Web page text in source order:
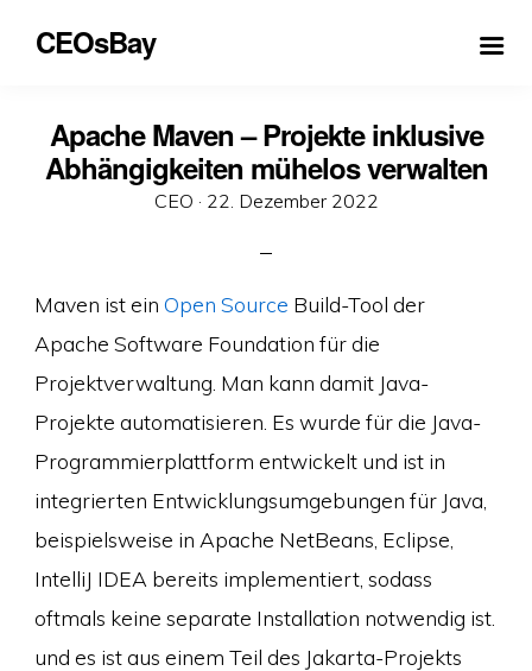
CEOsBay
Apache Maven – Projekte inklusive
Abhängigkeiten mühelos verwalten
CEO · Veröffentlicht
22. Dezember 2022
Maven ist ein Open Source Build-Tool der
Apache Software Foundation für die
Projektverwaltung. Man kann damit Java-
Projekte automatisieren. Es wurde für die Java-
Programmierplattform entwickelt und ist in
integrierten Entwicklungsumgebungen für Java,
beispielsweise in Apache NetBeans, Eclipse,
IntelliJ IDEA bereits implementiert, sodass
oftmals keine separate Installation notwendig ist.
und es ist aus einem Teil des Jakarta-Projekts